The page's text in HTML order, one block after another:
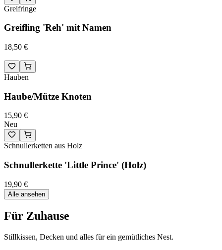
Greifringe
Greifling 'Reh' mit Namen
18,50 €
Hauben
Haube/Mütze Knoten
15,90 €
Neu
Schnullerketten aus Holz
Schnullerkette 'Little Prince' (Holz)
19,90 €
Alle ansehen
Für Zuhause
Stillkissen, Decken und alles für ein gemütliches Nest.